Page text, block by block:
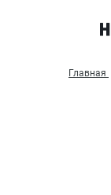
Главная